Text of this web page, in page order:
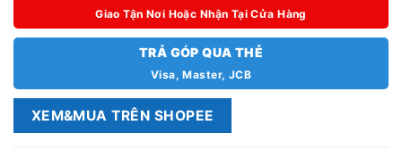
Giao Tận Nơi Hoặc Nhận Tại Cửa Hàng
TRẢ GÓP QUA THẺ
Visa, Master, JCB
XEM&MUA TRÊN SHOPEE